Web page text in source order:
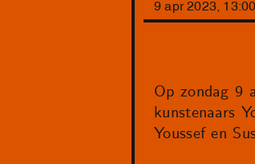
9 apr 2023 13 :00
Op zondag 9
kunstenaars
Youssef en